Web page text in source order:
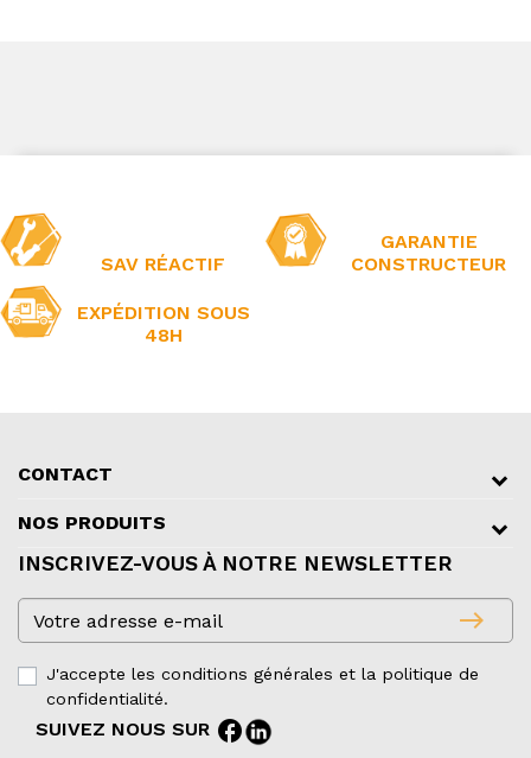
SAV RÉACTIF
GARANTIE
CONSTRUCTEUR
EXPÉDITION SOUS
48H
CONTACT
NOS PRODUITS
INSCRIVEZ-VOUS À NOTRE NEWSLETTER
east
J'accepte les conditions générales et la politique de
confidentialité.
SUIVEZ NOUS SUR facebook